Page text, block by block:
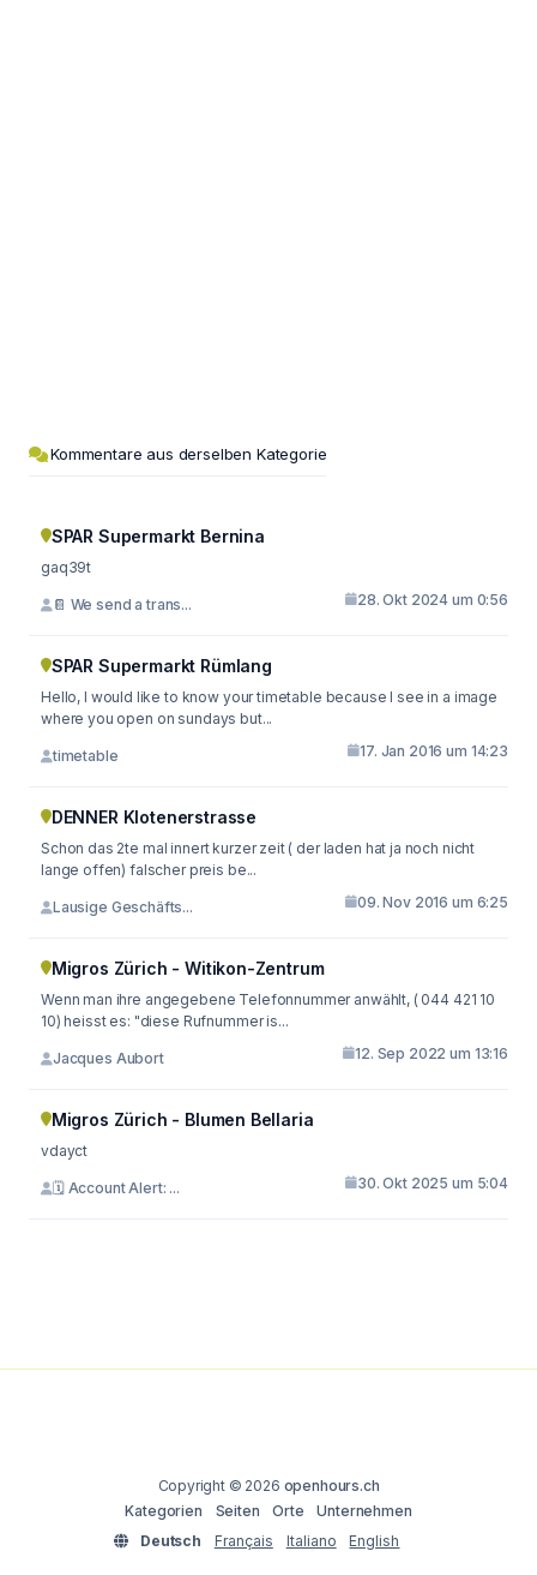
Kommentare aus derselben Kategorie
SPAR Supermarkt Bernina
gaq39t
📔 We send a trans... 28. Okt 2024 um 0:56
SPAR Supermarkt Rümlang
Hello, I would like to know your timetable because I see in a image
where you open on sundays but...
timetable 17. Jan 2016 um 14:23
DENNER Klotenerstrasse
Schon das 2te mal innert kurzer zeit ( der laden hat ja noch nicht
lange offen) falscher preis be...
Lausige Geschäfts... 09. Nov 2016 um 6:25
Migros Zürich - Witikon-Zentrum
Wenn man ihre angegebene Telefonnummer anwählt, ( 044 421 10
10) heisst es: "diese Rufnummer is...
Jacques Aubort 12. Sep 2022 um 13:16
Migros Zürich - Blumen Bellaria
vdayct
🗓 Account Alert: ... 30. Okt 2025 um 5:04
Copyright © 2026 openhours.ch
Kategorien
Seiten Orte
Unternehmen
Deutsch
Français Italiano English